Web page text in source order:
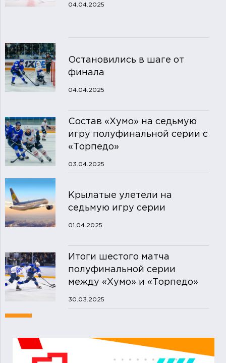
04.04.2025
Остановились в шаге от
финала
04.04.2025
Состав «Хумо» на седьмую
игру полуфинальной серии с
«Торпедо»
03.04.2025
Крылатые улетели на
седьмую игру серии
01.04.2025
Итоги шестого матча
полуфинальной серии
между «Хумо» и «Торпедо»
30.03.2025